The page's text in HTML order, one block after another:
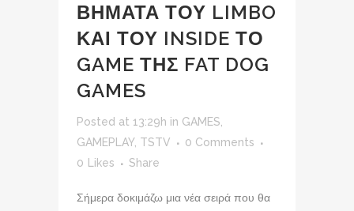
ΒΗΜΑΤΑ ΤΟΥ LIMBO
ΚΑΙ ΤΟΥ INSIDE ΤΟ
GAME ΤΗΣ FAT DOG
GAMES
Posted at 13:29h in GAMES
GAMEPLAY, TSTV
0 Comments
0
Likes Share
Σήμερα δοκιμάζω μια νέα σειρά που θα